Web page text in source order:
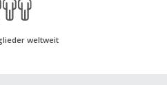
weltweit